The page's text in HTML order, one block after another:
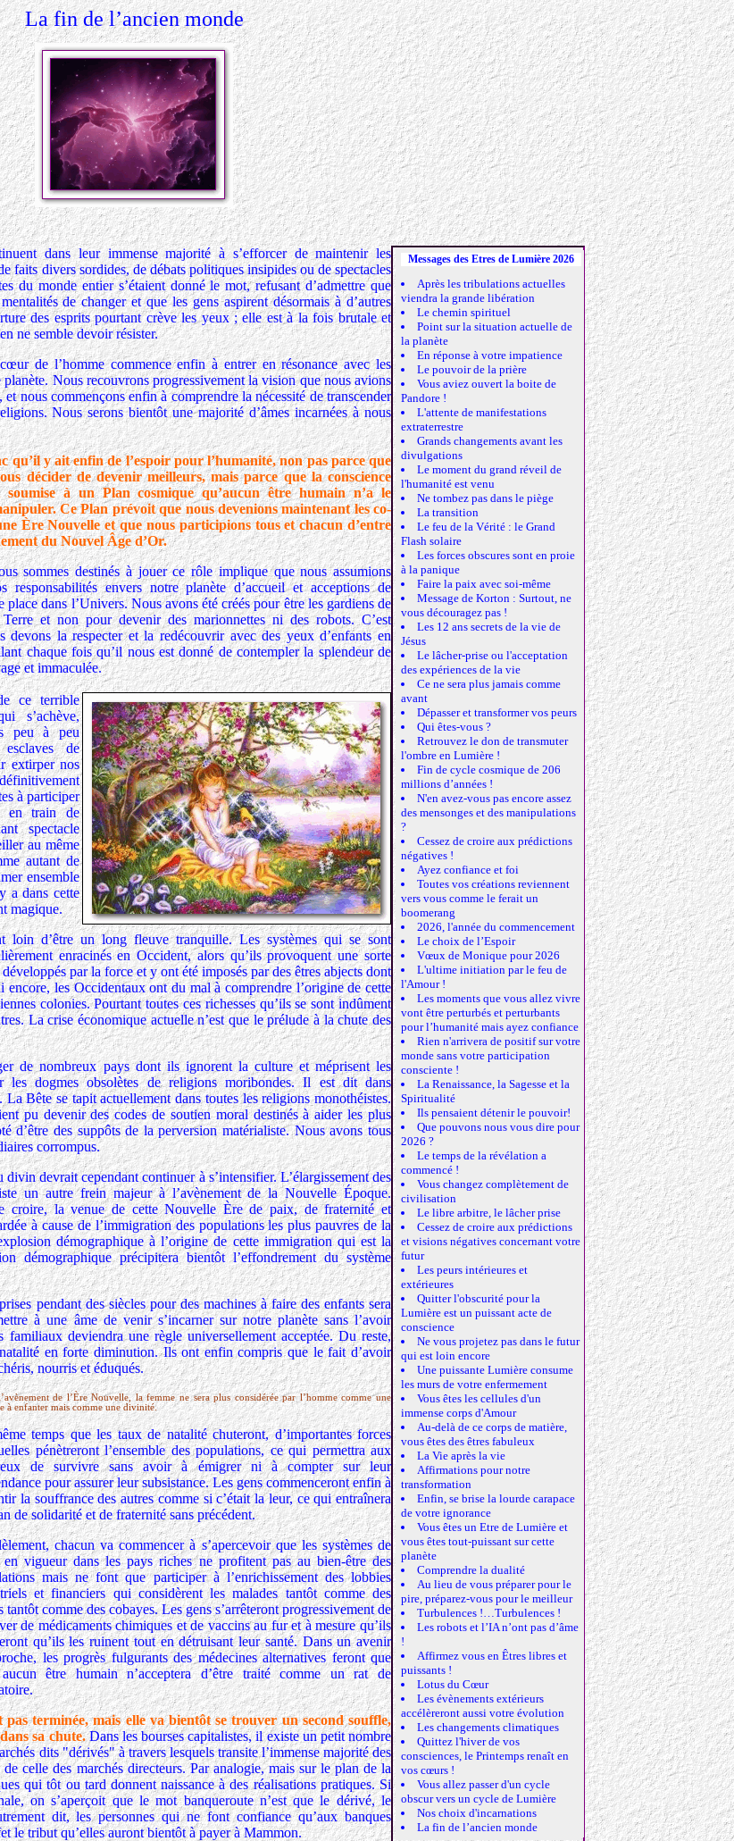
La fin de l’ancien monde
dans leur immense majorité à s’efforcer de maintenir les
faits divers sordides, de débats politiques insipides ou de spectacles
du monde entier s’étaient donné le mot, refusant d’admettre que
de changer et que les gens aspirent désormais à d’autres
des esprits pourtant crève les yeux ; elle est à la fois brutale et
ne semble devoir résister.
de l’homme commence enfin à entrer en résonance avec les
Nous recouvrons progressivement la vision que nous avions
nous commençons enfin à comprendre la nécessité de transcender
Nous serons bientôt une majorité d’âmes incarnées à nous
qu’il y ait enfin de l’espoir pour l’humanité, non pas parce que
décider de devenir meilleurs, mais parce que la conscience
soumise à un Plan cosmique qu’aucun être humain n’a le
Ce Plan prévoit que nous devenions maintenant les co-
Ère Nouvelle et que nous participions tous et chacun d’entre
du Nouvel Âge d’Or.
sommes destinés à jouer ce rôle implique que nous assumions
responsabilités envers notre planète d’accueil et acceptions de
place dans l’Univers. Nous avons été créés pour être les gardiens de
et non pour devenir des marionnettes ni des robots. C’est
devons la respecter et la redécouvrir avec des yeux d’enfants en
chaque fois qu’il nous est donné de contempler la splendeur de
et immaculée.
ce terrible
s’achève,
peu à peu
de
extirper nos
à participer
en train de
spectacle
au même
autant de
ensemble
a dans cette
magique.
loin d’être un long fleuve tranquille. Les systèmes qui se sont
enracinés en Occident, alors qu’ils provoquent une sorte
par la force et y ont été imposés par des êtres abjects dont
encore, les Occidentaux ont du mal à comprendre l’origine de cette
colonies. Pourtant toutes ces richesses qu’ils se sont indûment
La crise économique actuelle n’est que le prélude à la chute des
de nombreux pays dont ils ignorent la culture et méprisent les
les dogmes obsolètes de religions moribondes. Il est dit dans
Bête se tapit actuellement dans toutes les religions monothéistes.
pu devenir des codes de soutien moral destinés à aider les plus
d’être des suppôts de la perversion matérialiste. Nous avons tous
corrompus.
devrait cependant continuer à s’intensifier. L’élargissement des
un autre frein majeur à l’avènement de la Nouvelle Époque.
croire, la venue de cette Nouvelle Ère de paix, de fraternité et
à cause de l’immigration des populations les plus pauvres de la
démographique à l’origine de cette immigration qui est la
démographique précipitera bientôt l’effondrement du système
pendant des siècles pour des machines à faire des enfants sera
à une âme de venir s’incarner sur notre planète sans l’avoir
deviendra une règle universellement acceptée. Du reste,
en forte diminution. Ils ont enfin compris que le fait d’avoir
nourris et éduqués.
de l’Ère Nouvelle, la femme ne sera plus considérée par l’homme comme une
à enfanter mais comme une divinité.
temps que les taux de natalité chuteront, d’importantes forces
pénètreront l’ensemble des populations, ce qui permettra aux
de survivre sans avoir à émigrer ni à compter sur leur
pour assurer leur subsistance. Les gens commenceront enfin à
la souffrance des autres comme si c’était la leur, ce qui entraînera
de solidarité et de fraternité sans précédent.
chacun va commencer à s’apercevoir que les systèmes de
en vigueur dans les pays riches ne profitent pas au bien-être des
mais ne font que participer à l’enrichissement des lobbies
et financiers qui considèrent les malades tantôt comme des
tantôt comme des cobayes. Les gens s’arrêteront progressivement de
de médicaments chimiques et de vaccins au fur et à mesure qu’ils
qu’ils les ruinent tout en détruisant leur santé. Dans un avenir
les progrès fulgurants des médecines alternatives feront que
être humain n’acceptera d’être traité comme un rat de
terminée, mais elle va bientôt se trouver un second souffle,
sa chute. Dans les bourses capitalistes, il existe un petit nombre
dits "dérivés" à travers lesquels transite l’immense majorité des
celle des marchés directeurs. Par analogie, mais sur le plan de la
qui tôt ou tard donnent naissance à des réalisations pratiques. Si
on s’aperçoit que le mot banqueroute n’est que le dérivé, le
dit, les personnes qui ne font confiance qu’aux banques
le tribut qu’elles auront bientôt à payer à Mammon.
Messages des Etres de Lumière 2026
Après les tribulations actuelles
viendra la grande libération
Le chemin spirituel
Point sur la situation actuelle de
la planète
En réponse à votre impatience
Le pouvoir de la prière
Vous aviez ouvert la boite de
Pandore !
L'attente de manifestations
extraterrestre
Grands changements avant les
divulgations
Le moment du grand réveil de
l'humanité est venu
Ne tombez pas dans le piège
La transition
Le feu de la Vérité : le Grand
Flash solaire
Les forces obscures sont en proie
à la panique
Faire la paix avec soi-même
Message de Korton : Surtout, ne
vous découragez pas !
Les 12 ans secrets de la vie de
Jésus
Le lâcher-prise ou l'acceptation
des expériences de la vie
Ce ne sera plus jamais comme
avant
Dépasser et transformer vos peurs
Qui êtes-vous ?
Retrouvez le don de transmuter
l'ombre en Lumière !
Fin de cycle cosmique de 206
millions d’années !
N'en avez-vous pas encore assez
des mensonges et des manipulations
?
Cessez de croire aux prédictions
négatives !
Ayez confiance et foi
Toutes vos créations reviennent
vers vous comme le ferait un
boomerang
2026, l'année du commencement
Le choix de l’Espoir
Vœux de Monique pour 2026
L'ultime initiation par le feu de
l'Amour !
Les moments que vous allez vivre
vont être perturbés et perturbants
pour l’humanité mais ayez confiance
Rien n'arrivera de positif sur votre
monde sans votre participation
consciente !
La Renaissance, la Sagesse et la
Spiritualité
Ils pensaient détenir le pouvoir!
Que pouvons nous vous dire pour
2026 ?
Le temps de la révélation a
commencé !
Vous changez complètement de
civilisation
Le libre arbitre, le lâcher prise
Cessez de croire aux prédictions
et visions négatives concernant votre
futur
Les peurs intérieures et
extérieures
Quitter l'obscurité pour la
Lumière est un puissant acte de
conscience
Ne vous projetez pas dans le futur
qui est loin encore
Une puissante Lumière consume
les murs de votre enfermement
Vous êtes les cellules d'un
immense corps d'Amour
Au-delà de ce corps de matière,
vous êtes des êtres fabuleux
La Vie après la vie
Affirmations pour notre
transformation
Enfin, se brise la lourde carapace
de votre ignorance
Vous êtes un Etre de Lumière et
vous êtes tout-puissant sur cette
planète
Comprendre la dualité
Au lieu de vous préparer pour le
pire, préparez-vous pour le meilleur
Turbulences !…Turbulences !
Les robots et l’IA n’ont pas d’âme
!
Affirmez vous en Êtres libres et
puissants !
Lotus du Cœur
Les évènements extérieurs
accélèreront aussi votre évolution
Les changements climatiques
Quittez l'hiver de vos
consciences, le Printemps renaît en
vos cœurs !
Vous allez passer d'un cycle
obscur vers un cycle de Lumière
Nos choix d'incarnations
La fin de l’ancien monde